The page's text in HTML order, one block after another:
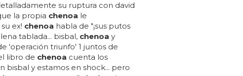
su ruptura con david
la propia chenoa le
ex! chenoa habla de "¡sus putos
tablada... bisbal, chenoa y
'operación triunfo' 1 juntos de
libro de chenoa cuenta los
bisbal y estamos en shock... pero